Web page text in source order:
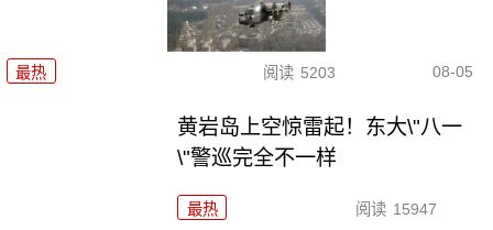
最热 阅读 5203 08-05
黄岩岛上空惊雷起！东大\"八一
\"警巡完全不一样
最热 阅读 15947